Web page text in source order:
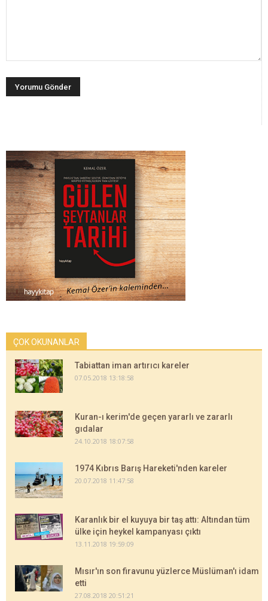
ÇOK OKUNANLAR
Tabiattan iman artırıcı kareler
07.05.2018 13:18:58
Kuran-ı kerim'de geçen yararlı ve zararlı
gıdalar
24.10.2018 18:07:58
1974 Kıbrıs Barış Hareketi'nden kareler
20.07.2018 11:47:58
Karanlık bir el kuyuya bir taş attı: Altından tüm
ülke için heykel kampanyası çıktı
13.11.2018 19:59:09
Mısır'ın son firavunu yüzlerce Müslüman'ı idam
etti
27.08.2018 20:51:21